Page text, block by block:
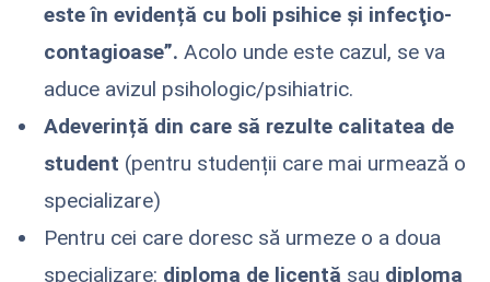
este în evidență cu boli psihice și infecţio-
contagioase”. Acolo unde este cazul, se va
aduce avizul psihologic/psihiatric.
Adeverință din care să rezulte calitatea de
student (pentru studenții care mai urmează o
specializare)
Pentru cei care doresc să urmeze o a doua
specializare: diploma de licență sau diploma